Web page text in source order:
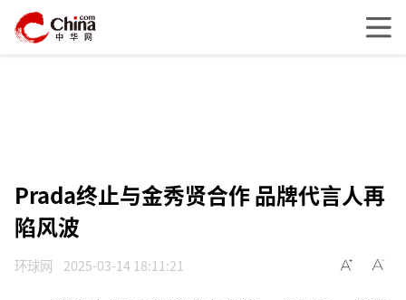
Prada终止与金秀贤合作 品牌代言人再
陷风波
环球网 2025-03-14 18:11:21